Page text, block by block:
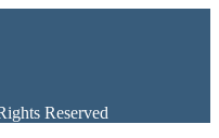
Reserved